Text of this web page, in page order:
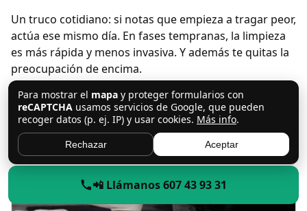
Un truco cotidiano: si notas que empieza a tragar peor,
actúa ese mismo día. En fases tempranas, la limpieza
es más rápida y menos invasiva. Y además te quitas la
preocupación de encima.
Preguntas frecuentes sobre
desatasco de duchas y bañeras en
Griñón
📲 Llámanos 607 43 93 31
Para mostrar el mapa y proteger formularios con
reCAPTCHA usamos servicios de Google, que pueden
recoger datos (p. ej. IP) y usar cookies. Más info.
Rechazar Aceptar